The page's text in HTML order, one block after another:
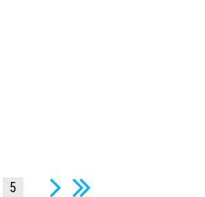
5